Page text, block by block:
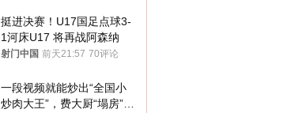
挺进决赛！U17国足点球3-
1河床U17 将再战阿森纳
射门中国 前天21:57 70评论
一段视频就能炒出“全国小
炒肉大王”，费大厨“塌房”了